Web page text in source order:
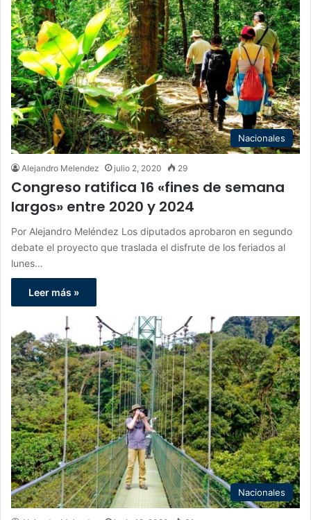
Nacionales
Alejandro Melendez julio 2, 2020 29
Congreso ratifica 16 «fines de semana
largos» entre 2020 y 2024
Por Alejandro Meléndez Los diputados aprobaron en segundo
debate el proyecto que traslada el disfrute de los feriados al
lunes…
Leer más »
Nacionales